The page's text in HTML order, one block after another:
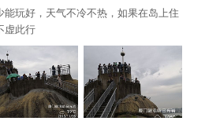
玩好，天气不冷不热，如果在岛上住
虚此行